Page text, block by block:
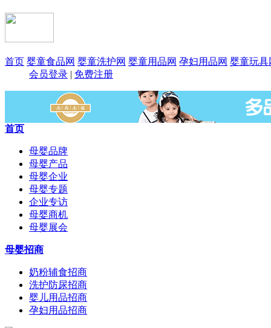
首页 婴童食品网 婴童洗护网 婴童用品网 孕妇用品网 婴童玩具
会员登录 | 免费注册
首页
母婴品牌
母婴产品
母婴企业
母婴专题
企业专访
母婴商机
母婴展会
母婴招商
奶粉辅食招商
洗护防尿招商
婴儿用品招商
孕妇用品招商